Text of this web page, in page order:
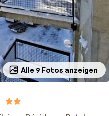
Alle 9 Fotos anzeigen